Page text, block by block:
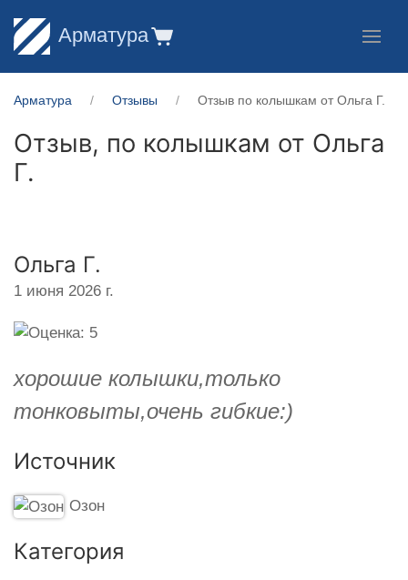
Арматура
Арматура Отзывы Отзыв по колышкам от Ольга Г.
Отзыв, по колышкам от Ольга
Г.
Ольга Г.
1 июня 2026 г.
хорошие колышки,только
тонковыты,очень гибкие:)
Источник
Озон
Категория